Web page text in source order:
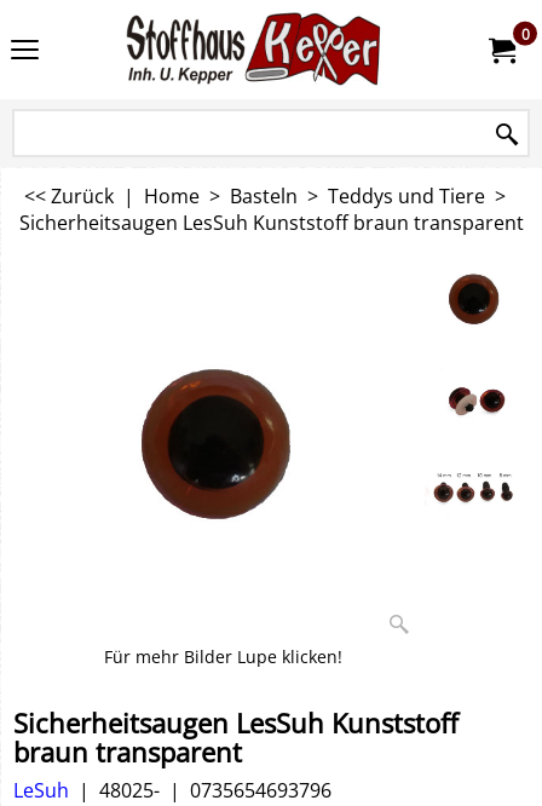
0
<< Zurück | Home > Basteln > Teddys und Tiere >
Sicherheitsaugen LesSuh Kunststoff braun transparent
Für mehr Bilder Lupe klicken!
Sicherheitsaugen LesSuh Kunststoff
braun transparent
LeSuh 48025-
0735654693796